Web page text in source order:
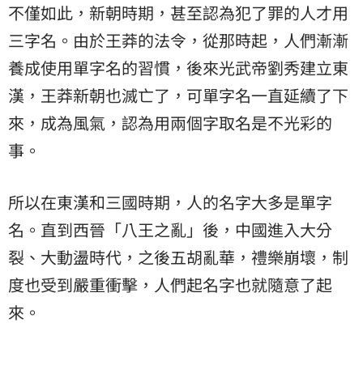
不僅如此，新朝時期，甚至認為犯了罪的人才用
三字名。由於王莽的法令，從那時起，人們漸漸
養成使用單字名的習慣，後來光武帝劉秀建立東
漢，王莽新朝也滅亡了，可單字名一直延續了下
來，成為風氣，認為用兩個字取名是不光彩的
事。
所以在東漢和三國時期，人的名字大多是單字
名。直到西晉「八王之亂」後，中國進入大分
裂、大動盪時代，之後五胡亂華，禮樂崩壞，制
度也受到嚴重衝擊，人們起名字也就隨意了起
來。